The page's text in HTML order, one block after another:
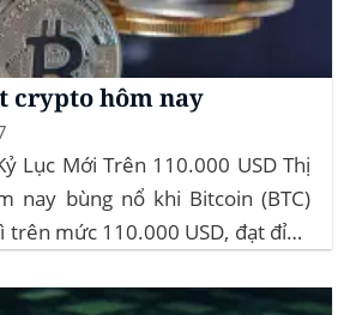
crypto hôm nay
Lục Mới Trên 110.000 USD Thị
nay bùng nổ khi Bitcoin (BTC)
mức 110.000 USD, đạt đỉnh
trước đến nay của...